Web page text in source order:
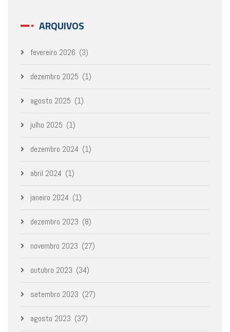
ARQUIVOS
fevereiro 2026 (3)
dezembro 2025 (1)
agosto 2025 (1)
julho 2025 (1)
dezembro 2024 (1)
abril 2024 (1)
janeiro 2024 (1)
dezembro 2023 (8)
novembro 2023 (27)
outubro 2023 (34)
setembro 2023 (27)
agosto 2023 (37)